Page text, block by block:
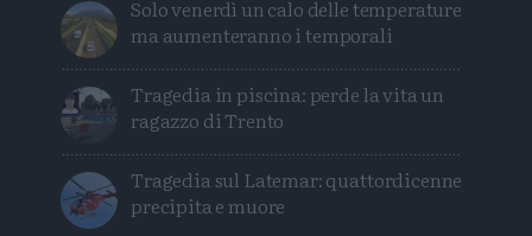
Solo venerdì un calo delle temperature
ma aumenteranno i temporali
Tragedia in piscina: perde la vita un
ragazzo di Trento
Tragedia sul Latemar: quattordicenne
precipita e muore